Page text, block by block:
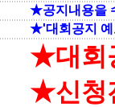
★공지내용을
★'대회공지 예
★대회
★신청